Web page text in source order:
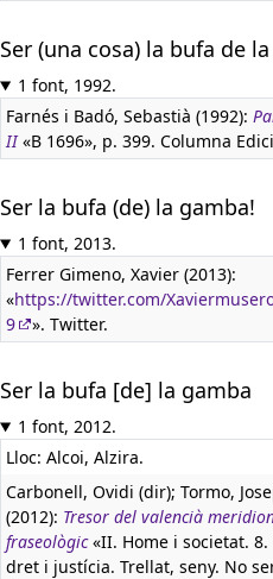
Ser (una cosa) la bufa de
1 font, 1992.
Farnés i Badó, Sebastià (1992):
II«B 1696», p. 399. Columna
Ser la bufa (de) la gamba!
1 font, 2013.
Ferrer Gimeno, Xavier (2013):
«https://twitter.com/
9
». Twitter.
Ser la bufa [de] la gamba
1 font, 2012.
Lloc: Alcoi, Alzira.
Carbonell, Ovidi (dir); Tormo,
(2012): Tresor del valencià
fraseològic«II. Home i societat. 8.
dret i justícia. Trellat, seny. No